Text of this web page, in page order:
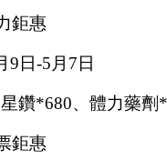
鉅惠
9 日-5月 7 日
鑽*680、體力藥劑
鉅惠